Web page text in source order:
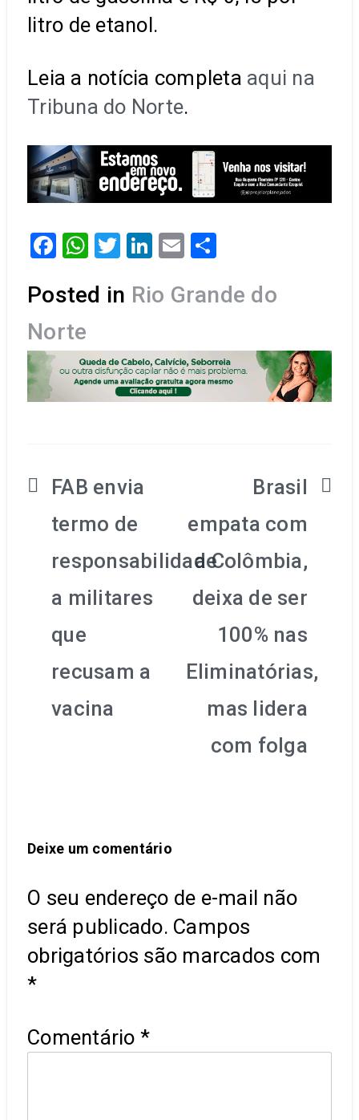
litro de etanol.
Leia a notícia completa aqui na
Tribuna do Norte.
Facebook
WhatsApp
Twitter
LinkedIn
Email
Posted in Rio Grande do
Norte
Navegação
de
Post
FAB envia
termo de
responsabilidade
a militares
que
recusam a
vacina
Brasil
empata com
a Colômbia,
deixa de ser
100% nas
Eliminatórias,
mas lidera
com folga
Deixe um comentário
O seu endereço de e-mail não
será publicado. Campos
obrigatórios são marcados com
*
Comentário *